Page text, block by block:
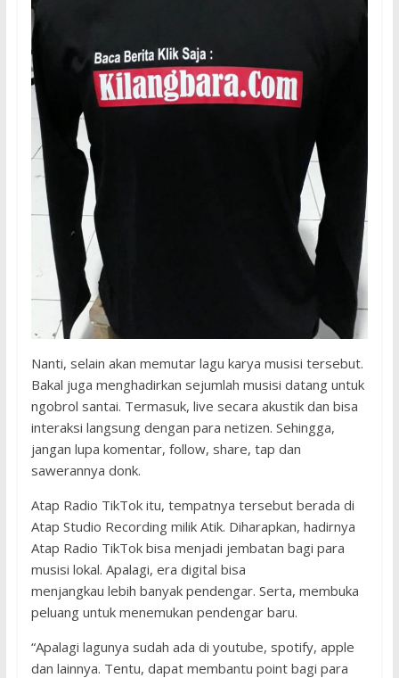
Nanti, selain akan memutar lagu karya musisi tersebut.
Bakal juga menghadirkan sejumlah musisi datang untuk
ngobrol santai. Termasuk, live secara akustik dan bisa
interaksi langsung dengan para netizen. Sehingga,
jangan lupa komentar, follow, share, tap dan
sawerannya donk.
Atap Radio TikTok itu, tempatnya tersebut berada di
Atap Studio Recording milik Atik. Diharapkan, hadirnya
Atap Radio TikTok bisa menjadi jembatan bagi para
musisi lokal. Apalagi, era digital bisa
menjangkau lebih banyak pendengar. Serta, membuka
peluang untuk menemukan pendengar baru.
“Apalagi lagunya sudah ada di youtube, spotify, apple
dan lainnya. Tentu, dapat membantu point bagi para